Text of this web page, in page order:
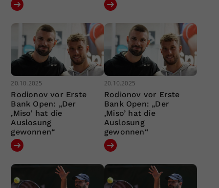
20.10.2025
Rodionov vor Erste
Bank Open: „Der
‚Miso’ hat die
Auslosung
gewonnen“
20.10.2025
Rodionov vor Erste
Bank Open: „Der
‚Miso’ hat die
Auslosung
gewonnen“